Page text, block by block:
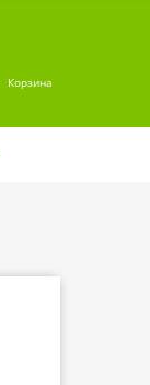
Корзина